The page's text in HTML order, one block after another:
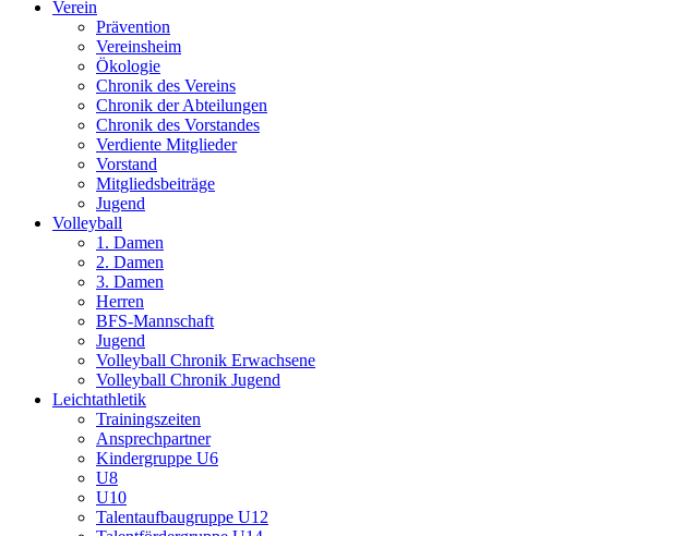
Verein
Prävention
Vereinsheim
Ökologie
Chronik des Vereins
Chronik der Abteilungen
Chronik des Vorstandes
Verdiente Mitglieder
Vorstand
Mitgliedsbeiträge
Jugend
Volleyball
1. Damen
2. Damen
3. Damen
Herren
BFS-Mannschaft
Jugend
Volleyball Chronik Erwachsene
Volleyball Chronik Jugend
Leichtathletik
Trainingszeiten
Ansprechpartner
Kindergruppe U6
U8
U10
Talentaufbaugruppe U12